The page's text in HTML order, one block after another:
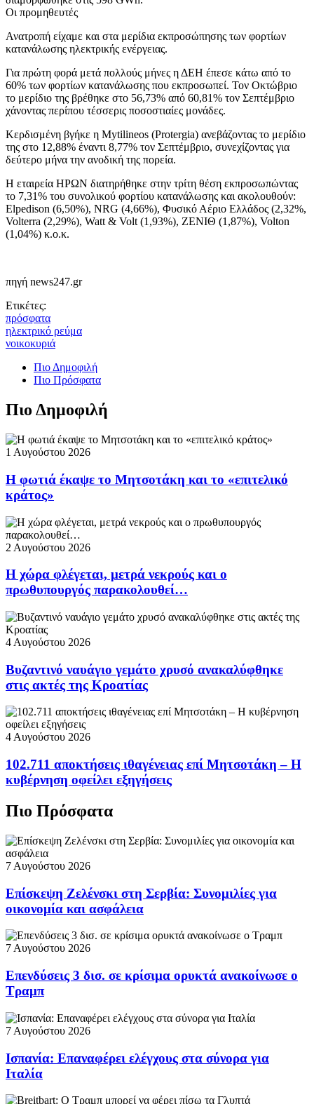
Οι προμηθευτές
Ανατροπή είχαμε και στα μερίδια εκπροσώπησης των φορτίων
κατανάλωσης ηλεκτρικής ενέργειας.
Για πρώτη φορά μετά πολλούς μήνες η ΔΕΗ έπεσε κάτω από το
60% των φορτίων κατανάλωσης που εκπροσωπεί. Τον Οκτώβριο
το μερίδιο της βρέθηκε στο 56,73% από 60,81% τον Σεπτέμβριο
χάνοντας περίπου τέσσερις ποσοστιαίες μονάδες.
Κερδισμένη βγήκε η Mytilineos (Protergia) ανεβάζοντας το μερίδιο
της στο 12,88% έναντι 8,77% τον Σεπτέμβριο, συνεχίζοντας για
δεύτερο μήνα την ανοδική της πορεία.
Η εταιρεία ΗΡΩΝ διατηρήθηκε στην τρίτη θέση εκπροσωπώντας
το 7,31% του συνολικού φορτίου κατανάλωσης και ακολουθούν:
Elpedison (6,50%), NRG (4,66%), Φυσικό Αέριο Ελλάδος (2,32%,
Volterra (2,29%), Watt & Volt (1,93%), ΖΕΝΙΘ (1,87%), Volton
(1,04%) κ.ο.κ.
πηγή news247.gr
Ετικέτες:
πρόσφατα
ηλεκτρικό ρεύμα
νοικοκυριά
Πιο Δημοφιλή
Πιο Πρόσφατα
Πιο Δημοφιλή
1 Αυγούστου 2026
Η φωτιά έκαψε το Μητσοτάκη και το «επιτελικό
κράτος»
2 Αυγούστου 2026
Η χώρα φλέγεται, μετρά νεκρούς και ο
πρωθυπουργός παρακολουθεί…
4 Αυγούστου 2026
Βυζαντινό ναυάγιο γεμάτο χρυσό ανακαλύφθηκε
στις ακτές της Κροατίας
4 Αυγούστου 2026
102.711 αποκτήσεις ιθαγένειας επί Μητσοτάκη – Η
κυβέρνηση οφείλει εξηγήσεις
Πιο Πρόσφατα
7 Αυγούστου 2026
Επίσκεψη Ζελένσκι στη Σερβία: Συνομιλίες για
οικονομία και ασφάλεια
7 Αυγούστου 2026
Επενδύσεις 3 δισ. σε κρίσιμα ορυκτά ανακοίνωσε ο
Τραμπ
7 Αυγούστου 2026
Ισπανία: Επαναφέρει ελέγχους στα σύνορα για
Ιταλία